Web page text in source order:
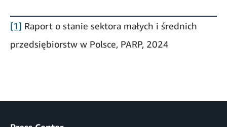
[1] Raport o stanie sektora małych i średnich
przedsiębiorstw w Polsce, PARP, 2024